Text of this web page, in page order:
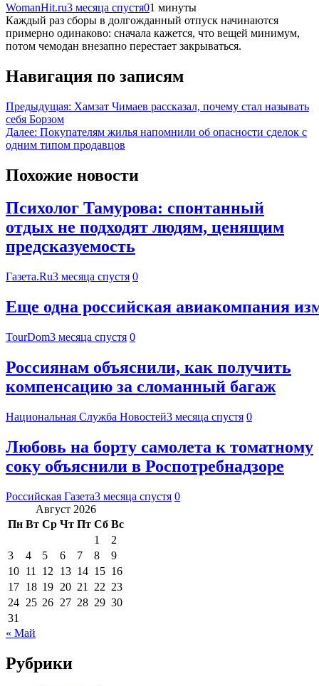
WomanHit.ru3 месяца спустя01 минуты
Каждый раз сборы в долгожданный отпуск начинаются
примерно одинаково: сначала кажется, что вещей минимум,
потом чемодан внезапно перестает закрываться.
Навигация по записям
Предыдущая: Хамзат Чимаев рассказал, почему стал называть
себя Борзом
Далее: Покупателям жилья напомнили об опасности сделок с
одним типом продавцов
Похожие новости
Психолог Тамурова: спонтанный
отдых не подходят людям, ценящим
предсказуемость
Газета.Ru3 месяца спустя 0
Еще одна российская авиакомпания
TourDom3 месяца спустя 0
Россиянам объяснили, как получить
компенсацию за сломанный багаж
Национальная Служба Новостей3 месяца спустя 0
Любовь на борту самолета к томатному
соку объяснили в Роспотребнадзоре
Российская Газета3 месяца спустя 0
Август 2026
Пн Вт Ср Чт Пт Сб Вс
1
2
3
4 5 6 7 8
9
10 11 12 13 14 15 16
17 18 19 20 21 22 23
24 25 26 27 28 29 30
31
« Май
Рубрики